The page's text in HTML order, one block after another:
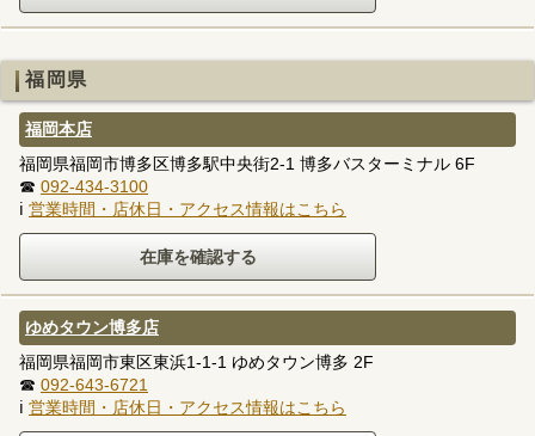
福岡県
福岡本店
福岡県福岡市博多区博多駅中央街2-1 博多バスターミナル 6F
☎ 092-434-3100
ℹ 営業時間・店休日・アクセス情報はこちら
ゆめタウン博多店
福岡県福岡市東区東浜1-1-1 ゆめタウン博多 2F
☎ 092-643-6721
ℹ 営業時間・店休日・アクセス情報はこちら